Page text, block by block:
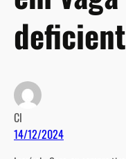
Cl
14/12/2024